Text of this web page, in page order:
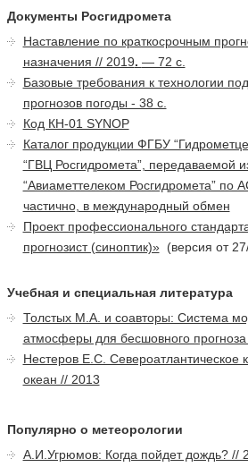
Документы Росгидромета
Наставление по краткосрочным
назначения // 2019. — 72 с.
Базовые требования к технологии
прогнозов погоды - 38 с.
Код КН-01 SYNOP
Каталог продукции ФГБУ
“ГВЦ Росгидромета”, передаваемой
“Авиаметтелеком Росгидромета” по
частично, в международный обмен
Проект профессионального
прогнозист (синоптик)»(версия от
Учебная и специальная литература
Толстых М.А. и соавторы: Система
атмосферы для бесшовного
Нестеров Е.С. Североатлантическое
океан // 2013
Популярно о метеорологии
А.И.Угрюмов: Когда пойдет дождь? //